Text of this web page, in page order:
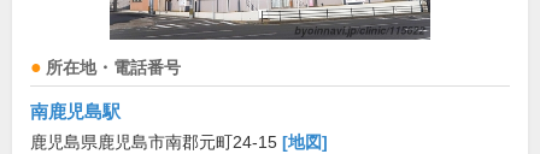
所在地・電話番号
南鹿児島駅
鹿児島県鹿児島市南郡元町24-15 [地図]